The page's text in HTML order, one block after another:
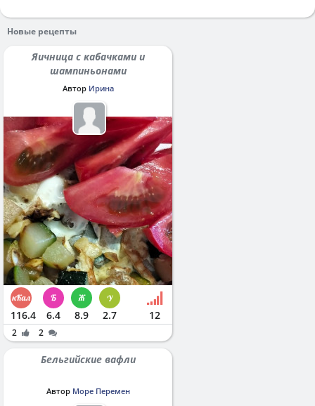
Новые рецепты
Яичница с кабачками и
шампиньонами
Автор Ирина
116.4 6.4 8.9 2.7 12
2 2
Бельгийские вафли
Автор Море Перемен